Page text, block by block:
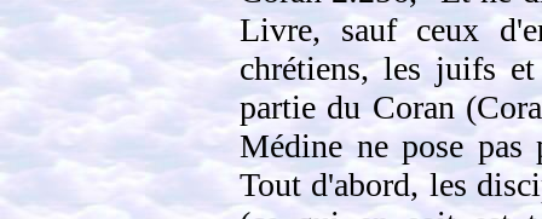
Livre, sauf ceux
chrétiens, les juifs et
partie du Coran
Médine ne pose pas
Tout d'abord, les